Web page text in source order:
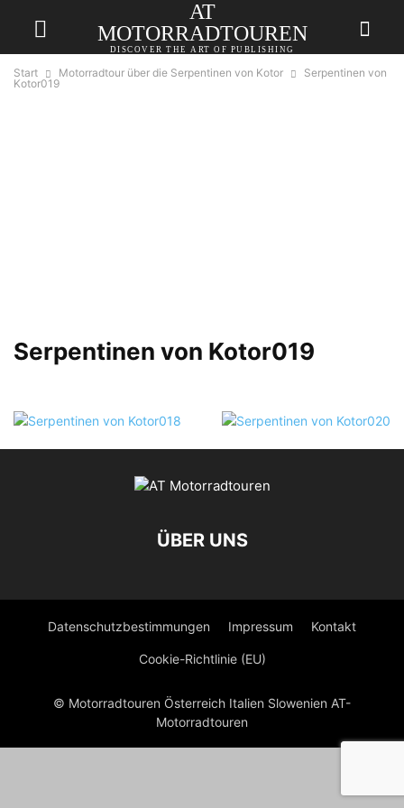
AT
MOTORRADTOUREN
DISCOVER THE ART OF PUBLISHING
Start Motorradtour über die Serpentinen von Kotor
Serpentinen von
Kotor019
Serpentinen von Kotor019
ÜBER UNS
Datenschutzbestimmungen Impressum Kontakt
Cookie-Richtlinie (EU)
© Motorradtouren Österreich Italien Slowenien AT-
Motorradtouren